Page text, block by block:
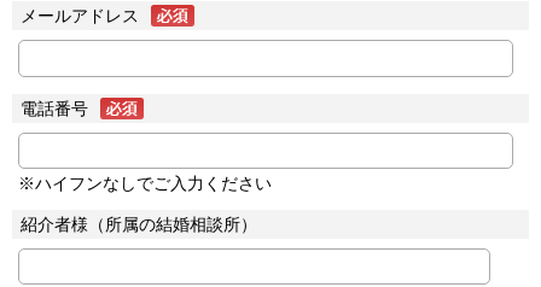
メールアドレス
電話番号
※ハイフンなしでご入力ください
紹介者様（所属の結婚相談所）